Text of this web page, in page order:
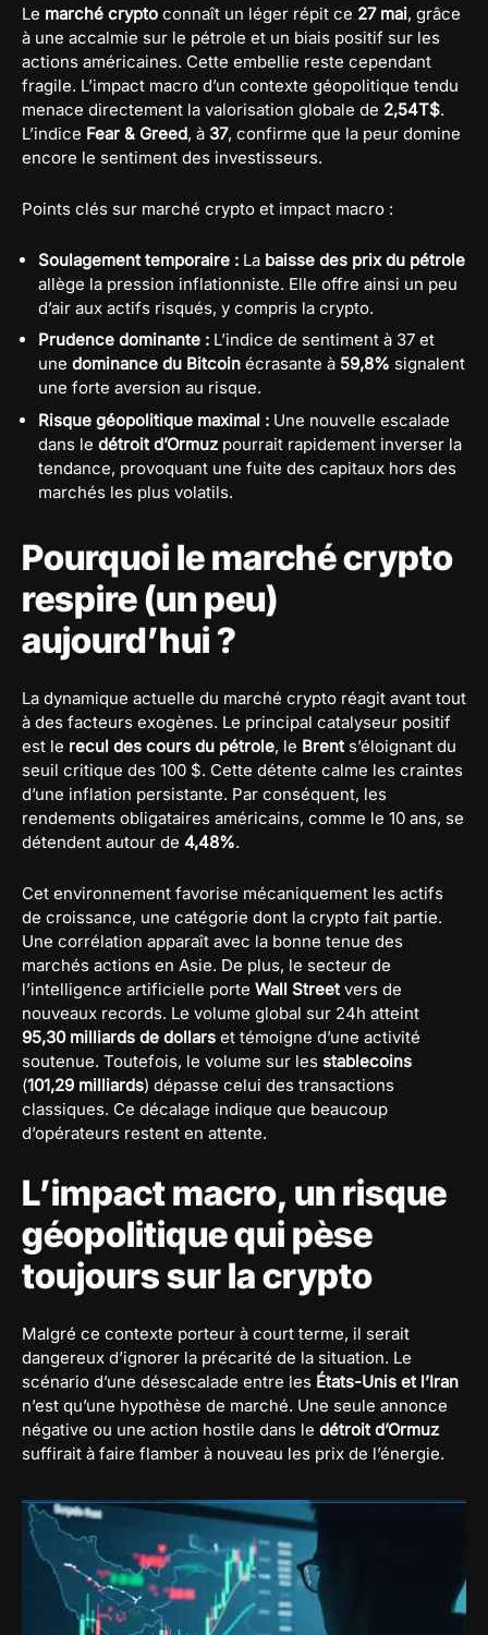
Le marché crypto connaît un léger répit ce 27 mai, grâce
à une accalmie sur le pétrole et un biais positif sur les
actions américaines. Cette embellie reste cependant
fragile. L’impact macro d’un contexte géopolitique tendu
menace directement la valorisation globale de 2,54T$.
L’indice Fear & Greed, à 37, confirme que la peur domine
encore le sentiment des investisseurs.
Points clés sur marché crypto et impact macro :
Soulagement temporaire : La baisse des prix du pétrole
allège la pression inflationniste. Elle offre ainsi un peu
d’air aux actifs risqués, y compris la crypto.
Prudence dominante : L’indice de sentiment à 37 et
une dominance du Bitcoin écrasante à 59,8% signalent
une forte aversion au risque.
Risque géopolitique maximal : Une nouvelle escalade
dans le détroit d’Ormuz pourrait rapidement inverser la
tendance, provoquant une fuite des capitaux hors des
marchés les plus volatils.
Pourquoi le marché crypto
respire (un peu)
aujourd’hui ?
La dynamique actuelle du marché crypto réagit avant tout
à des facteurs exogènes. Le principal catalyseur positif
est le recul des cours du pétrole, le Brents’éloignant du
seuil critique des 100 $. Cette détente calme les craintes
d’une inflation persistante. Par conséquent, les
rendements obligataires américains, comme le 10 ans, se
détendent autour de 4,48%.
Cet environnement favorise mécaniquement les actifs
de croissance, une catégorie dont la crypto fait partie.
Une corrélation apparaît avec la bonne tenue des
marchés actions en Asie. De plus, le secteur de
l’intelligence artificielle porte Wall Streetvers de
nouveaux records. Le volume global sur 24h atteint
95,30 milliards de dollars et témoigne d’une activité
soutenue. Toutefois, le volume sur les stablecoins
(101,29 milliards) dépasse celui des transactions
classiques. Ce décalage indique que beaucoup
d’opérateurs restent en attente.
L’impact macro, un risque
géopolitique qui pèse
toujours sur la crypto
Malgré ce contexte porteur à court terme, il serait
dangereux d’ignorer la précarité de la situation. Le
scénario d’une désescalade entre les États-Unis et l’Iran
n’est qu’une hypothèse de marché. Une seule annonce
négative ou une action hostile dans le détroit d’Ormuz
suffirait à faire flamber à nouveau les prix de l’énergie.